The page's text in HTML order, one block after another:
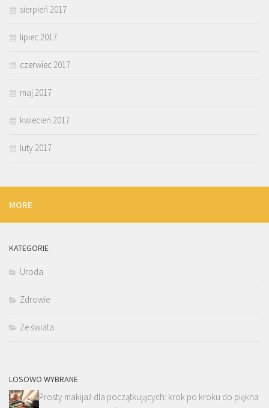
sierpień 2017
lipiec 2017
czerwiec 2017
maj 2017
kwiecień 2017
luty 2017
MORE
KATEGORIE
Uroda
Zdrowie
Ze świata
LOSOWO WYBRANE
Prosty makijaż dla początkujących: krok po kroku do piękna